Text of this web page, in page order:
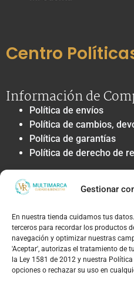
Gestionar
En nuestra tienda cuidamos tus
terceros para recordar los productos
navegación y optimizar nuestras
'Aceptar', autorizas el tratamiento de
la Ley 1581 de 2012 y nuestra
opciones o rechazar su uso en
Centro
Información de
Política de envíos
Política de cambios,
Política de garantías
Política de derecho de
Privacidad y
Política de privacidad y
Autorización de
comunicaciones
Política de cookies
Términos Legales y